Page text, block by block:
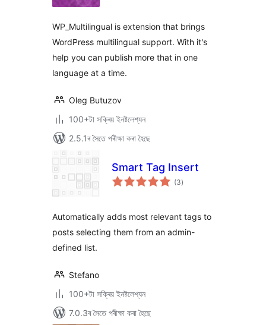
WP_Multilingual is extension that brings
WordPress multilingual support. With it's
help you can publish more that in one
language at a time.
Oleg Butuzov
100+টা সক্ৰিয় ইনষ্টলেশ্যন
2.5.1ৰ সৈতে পৰীক্ষা কৰা হৈছে
Smart Tag Insert
(3টা
মুঠ)
Automatically adds most relevant tags to
posts selecting them from an admin-
defined list.
Stefano
100+টা সক্ৰিয় ইনষ্টলেশ্যন
7.0.3ৰ সৈতে পৰীক্ষা কৰা হৈছে